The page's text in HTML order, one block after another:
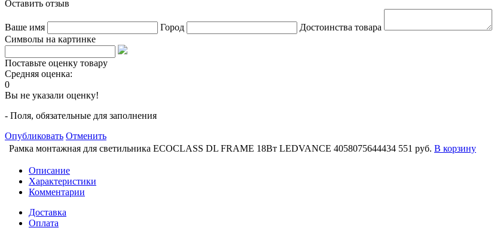
Оставить отзыв
Ваше имя Город Достоинства товара
Символы на картинке
Поставьте оценку товару
Средняя оценка:
0
Вы не указали оценку!
- Поля, обязательные для заполнения
Опубликовать Отменить
Рамка монтажная для светильника ECOCLASS DL FRAME 18Вт LEDVANCE 4058075644434 551 руб. В корзину
Описание
Характеристики
Комментарии
Доставка
Оплата